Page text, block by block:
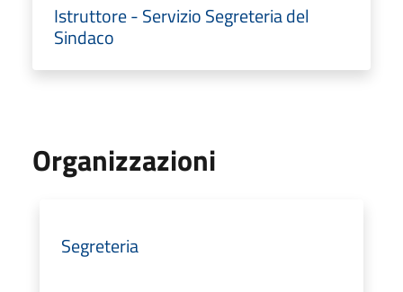
Istruttore - Servizio Segreteria del
Sindaco
Organizzazioni
Segreteria